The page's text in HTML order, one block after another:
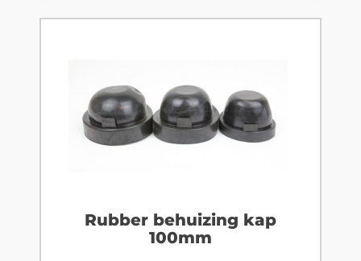
Rubber behuizing kap
100mm